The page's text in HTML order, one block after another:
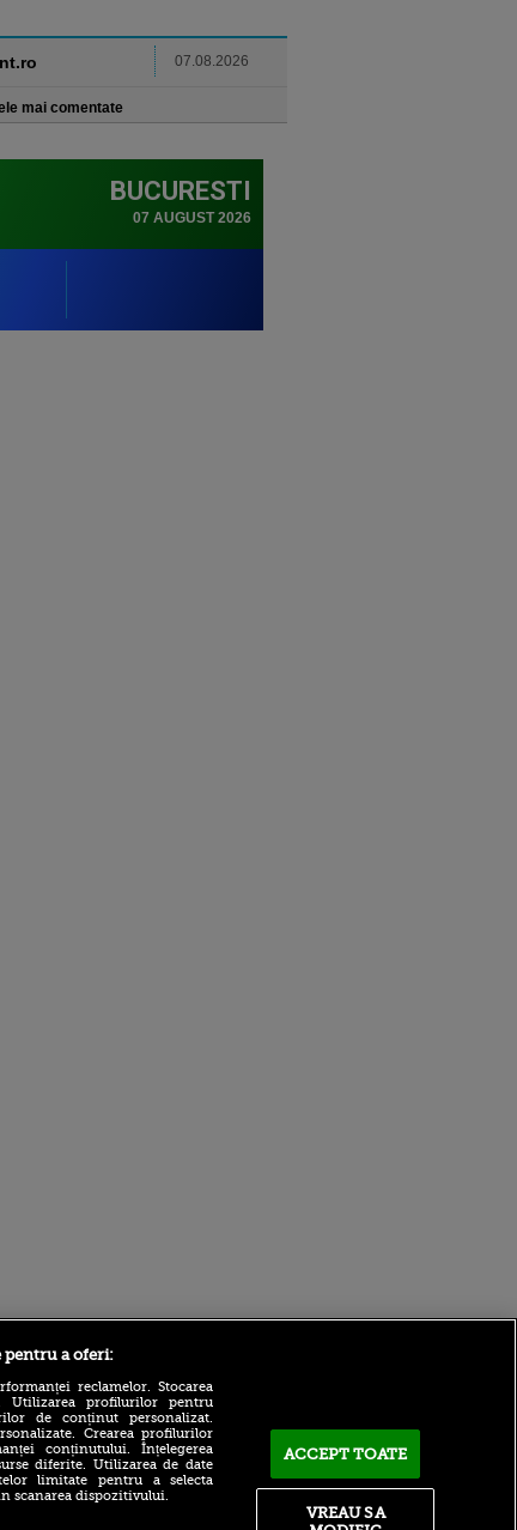
07.08.2026
mai comentate
Sport.ro
Victor Pițurcă știe cine va
pentru a oferi:
reclamelor. Stocarea
Utilizarea profilurilor pentru
de conținut personalizat.
Crearea profilurilor
conținutului. Înțelegerea
diferite. Utilizarea de date
limitate pentru a selecta
scanarea dispozitivului.
ACCEPT TOATE
VREAU SA